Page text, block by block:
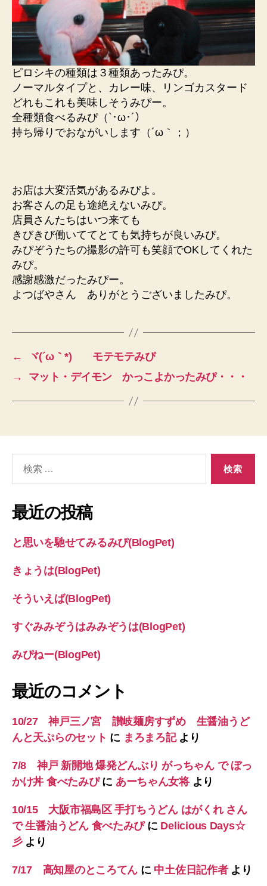
ピロシキの種類は３種類あったみぴ。
ノーマルタイプと、カレー味、リンゴカスタード
どれもこれも美味しそうみぴー。
全種類食べるみぴ（`･ω･´）
持ち帰りでおながいします（´ω｀；）
お店は大変活気があるみぴよ。
お客さんの足も途絶えないみぴ。
店員さんたちはいつ来ても
きびきび働いててとても気持ちが良いみぴ。
みぴぞうたちの撮影の許可も笑顔でOKしてくれた
みぴ。
感謝感激だったみぴー。
よつばやさん ありがとうございましたみぴ。
←
ヾ(´ω｀*)ゝ モテモテみぴ
→
マット・デイモン かっこよかったみぴ・・・
象:
最近の投稿
と思いを馳せてみるみぴ(BlogPet)
きょうは(BlogPet)
そういえば(BlogPet)
すぐみみぞうはみみぞうは(BlogPet)
みぴねー(BlogPet)
最近のコメント
10/27 神戸三ノ宮 讃岐麺房すずめ 生醤油うど
んと天ぷらのセット に まろまろ記より
7/8 神戸 新開地 爆発どんぶり がっちゃん で ぼっ
かけ丼 食べたみぴに あーちゃん女将より
10/15 大阪市福島区 手打ちうどん はがくれ さん
で 生醤油うどん 食べたみぴに Delicious Days☆
彡より
7/17 高知屋のところてん に 中土佐日記作者より